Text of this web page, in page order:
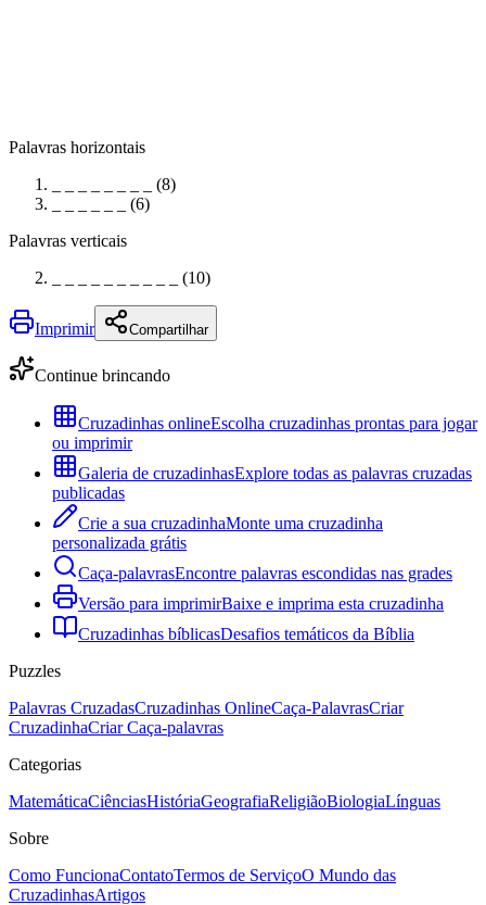
Palavras horizontais
_ _ _ _ _ _ _ _ (8)
_ _ _ _ _ _ (6)
Palavras verticais
_ _ _ _ _ _ _ _ _ _ (10)
Imprimir Compartilhar
Continue brincando
Cruzadinhas onlineEscolha cruzadinhas prontas para jogar
ou imprimir
Galeria de cruzadinhasExplore todas as palavras cruzadas
publicadas
Crie a sua cruzadinhaMonte uma cruzadinha
personalizada grátis
Caça-palavrasEncontre palavras escondidas nas grades
Versão para imprimirBaixe e imprima esta cruzadinha
Cruzadinhas bíblicasDesafios temáticos da Bíblia
Puzzles
Palavras CruzadasCruzadinhas OnlineCaça-PalavrasCriar
CruzadinhaCriar Caça-palavras
Categorias
MatemáticaCiênciasHistóriaGeografiaReligiãoBiologiaLínguas
Sobre
Como FuncionaContatoTermos de ServiçoO Mundo das
CruzadinhasArtigos